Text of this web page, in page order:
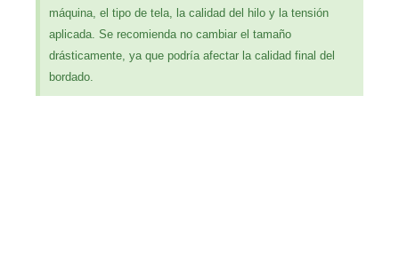
máquina, el tipo de tela, la calidad del hilo y la tensión
aplicada. Se recomienda no cambiar el tamaño
drásticamente, ya que podría afectar la calidad final del
bordado.